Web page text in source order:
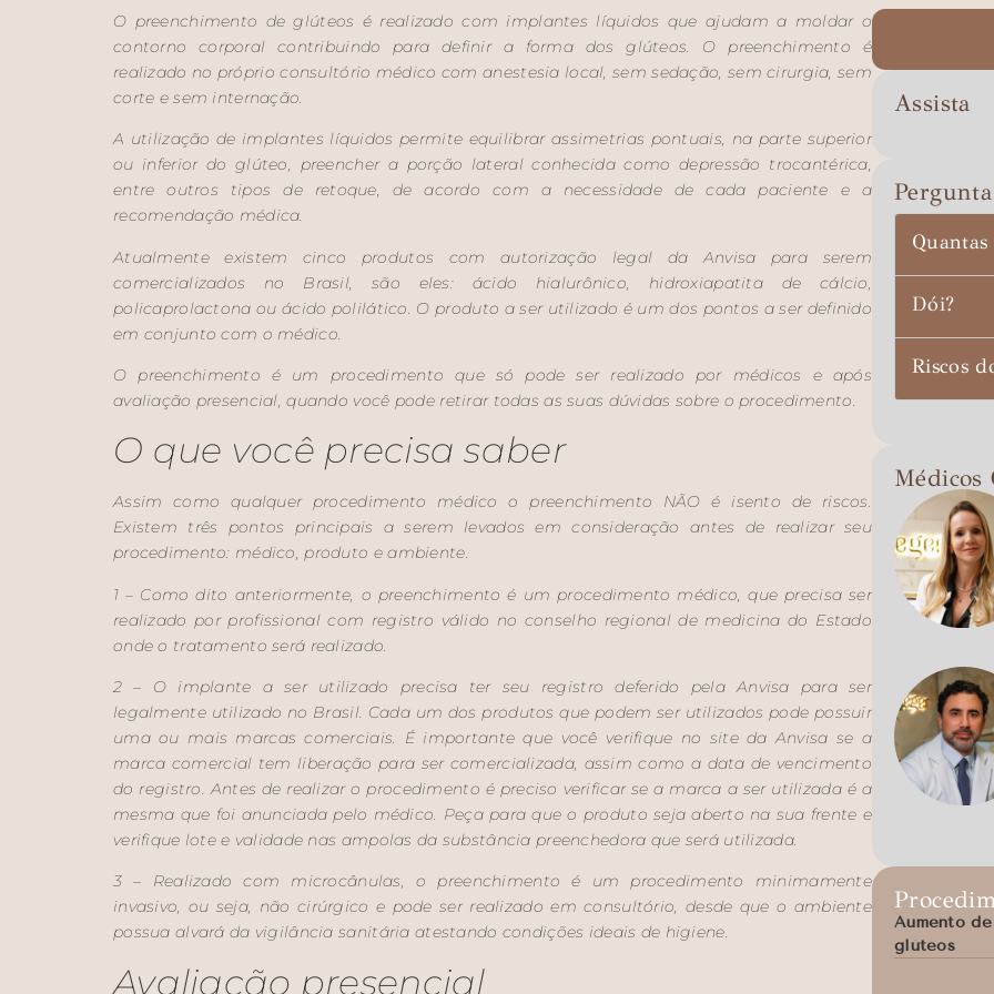
O preenchimento de glúteos é realizado com implantes líquidos que ajudam a moldar o
contorno corporal contribuindo para definir a forma dos glúteos. O preenchimento é
realizado no próprio consultório médico com anestesia local, sem sedação, sem cirurgia, sem
corte e sem internação.
A utilização de implantes líquidos permite equilibrar assimetrias pontuais, na parte superior
ou inferior do glúteo, preencher a porção lateral conhecida como depressão trocantérica,
entre outros tipos de retoque, de acordo com a necessidade de cada paciente e a
recomendação médica.
Atualmente existem cinco produtos com autorização legal da Anvisa para serem
comercializados no Brasil, são eles: ácido hialurônico, hidroxiapatita de cálcio,
policaprolactona ou ácido polilático. O produto a ser utilizado é um dos pontos a ser definido
em conjunto com o médico.
O preenchimento é um procedimento que só pode ser realizado por médicos e após
avaliação presencial, quando você pode retirar todas as suas dúvidas sobre o procedimento.
O que você precisa saber
Assim como qualquer procedimento médico o preenchimento NÃO é isento de riscos.
Existem três pontos principais a serem levados em consideração antes de realizar seu
procedimento: médico, produto e ambiente.
1 – Como dito anteriormente, o preenchimento é um procedimento médico, que precisa ser
realizado por profissional com registro válido no conselho regional de medicina do Estado
onde o tratamento será realizado.
2 – O implante a ser utilizado precisa ter seu registro deferido pela Anvisa para ser
legalmente utilizado no Brasil. Cada um dos produtos que podem ser utilizados pode possuir
uma ou mais marcas comerciais. É importante que você verifique no site da Anvisa se a
marca comercial tem liberação para ser comercializada, assim como a data de vencimento
do registro. Antes de realizar o procedimento é preciso verificar se a marca a ser utilizada é a
mesma que foi anunciada pelo médico. Peça para que o produto seja aberto na sua frente e
verifique lote e validade nas ampolas da substância preenchedora que será utilizada.
3 – Realizado com microcânulas, o preenchimento é um procedimento minimamente
invasivo, ou seja, não cirúrgico e pode ser realizado em consultório, desde que o ambiente
possua alvará da vigilância sanitária atestando condições ideais de higiene.
Avaliação presencial
Assista
Quantas
Dói?
Riscos
Médicos
Aumento
glúteos